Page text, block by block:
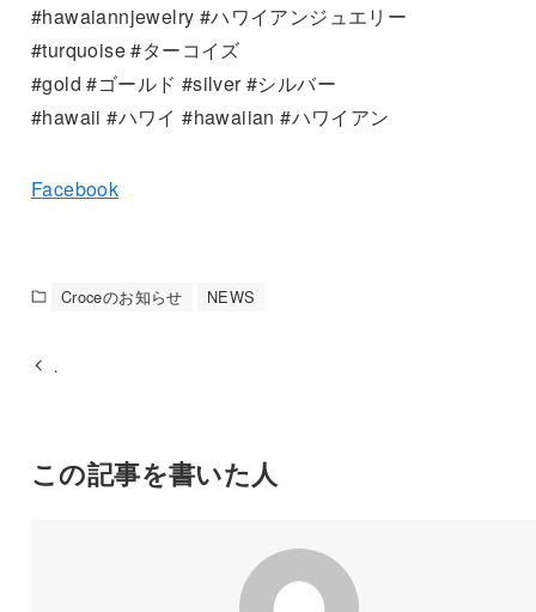
#hawaiannjewelry #ハワイアンジュエリー
#turquoise #ターコイズ
#gold #ゴールド #silver #シルバー
#hawaii #ハワイ #hawaiian #ハワイアン
Facebook
Croceのお知らせ NEWS
.
この記事を書いた人